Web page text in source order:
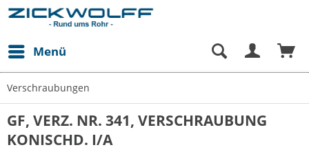
Menü
Verschraubungen
GF, VERZ. NR. 341, VERSCHRAUBUNG
KONISCHD. I/A